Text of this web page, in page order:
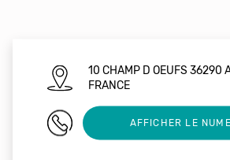
10 CHAMP D OEUFS 36290
FRANCE
0254370152AFFICHER LE